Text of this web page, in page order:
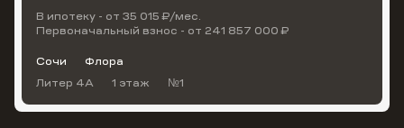
В ипотеку - от 35 015 ₽/мес.
Первоначальный взнос - от 241 857 000 ₽
Сочи
Флора
Литер 4А
1 этаж №1